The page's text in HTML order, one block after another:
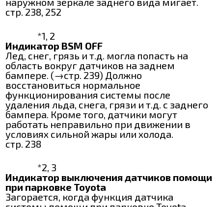
стр. 238, 252
*1, 2
Индикатор BSM OFF
Лед, снег, грязь и т.д. могла попасть на
область вокруг датчиков на заднем
бампере. (→стр. 239) Должно
восстановиться нормальное
функционирования системы после
удаления льда, снега, грязи и т.д. с заднего
бампера. Кроме того, датчики могут
работать неправильно при движении в
условиях сильной жары или холода.
стр. 238
*2, 3
Индикатор выключения датчиков помощи
при парковке Toyota
Загорается, когда функция датчика